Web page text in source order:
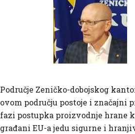
Područje Zeničko-dobojskog
ovom području postoje i
fazi postupka proizvodnje hrane
građani EU-a jedu sigurne i